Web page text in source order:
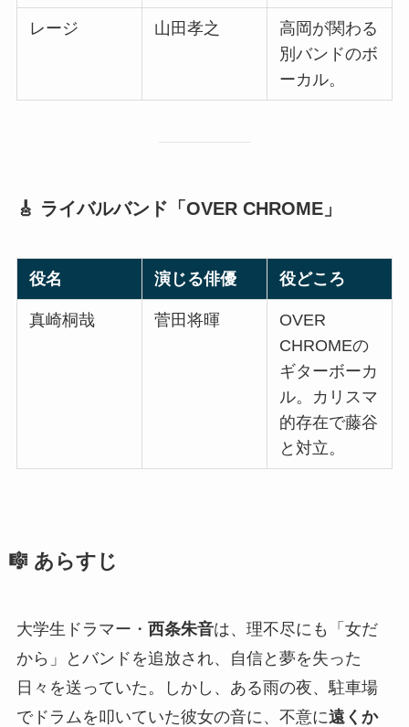
レージ 山田孝之
高岡が関わる
別バンドのボ
ーカル。
🎸 ライバルバンド「OVER CHROME」
役名 演じる俳優 役どころ
真崎桐哉 菅田将暉
OVER
CHROMEの
ギターボーカ
ル。カリスマ
的存在で藤谷
と対立。
🎼 あらすじ
大学生ドラマー・ 西条朱音は、理不尽にも「女だ
から」とバンドを追放され、自信と夢を失った
日々を送っていた。しかし、ある雨の夜、駐車場
でドラムを叩いていた彼女の音に、不意に遠くか